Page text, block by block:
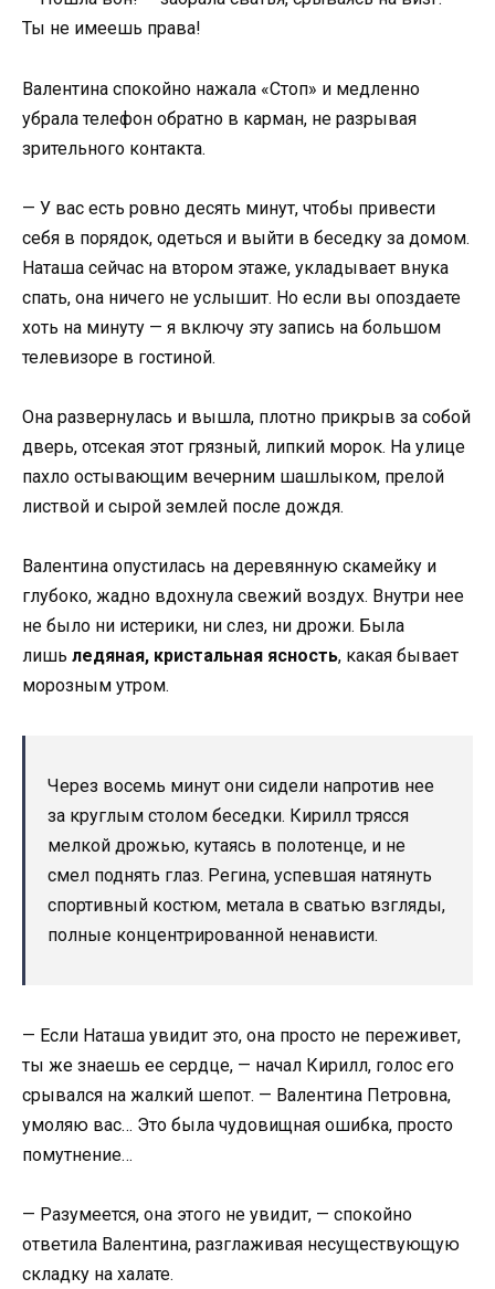
Ты не имеешь права!
Валентина спокойно нажала «Стоп» и медленно
убрала телефон обратно в карман, не разрывая
зрительного контакта.
— У вас есть ровно десять минут, чтобы привести
себя в порядок, одеться и выйти в беседку за домом.
Наташа сейчас на втором этаже, укладывает внука
спать, она ничего не услышит. Но если вы опоздаете
хоть на минуту — я включу эту запись на большом
телевизоре в гостиной.
Она развернулась и вышла, плотно прикрыв за собой
дверь, отсекая этот грязный, липкий морок. На улице
пахло остывающим вечерним шашлыком, прелой
листвой и сырой землей после дождя.
Валентина опустилась на деревянную скамейку и
глубоко, жадно вдохнула свежий воздух. Внутри нее
не было ни истерики, ни слез, ни дрожи. Была
лишь ледяная, кристальная ясность, какая бывает
морозным утром.
Через восемь минут они сидели напротив нее
за круглым столом беседки. Кирилл трясся
мелкой дрожью, кутаясь в полотенце, и не
смел поднять глаз. Регина, успевшая натянуть
спортивный костюм, метала в сватью взгляды,
полные концентрированной ненависти.
— Если Наташа увидит это, она просто не переживет,
ты же знаешь ее сердце, — начал Кирилл, голос его
срывался на жалкий шепот. — Валентина Петровна,
умоляю вас… Это была чудовищная ошибка, просто
помутнение…
— Разумеется, она этого не увидит, — спокойно
ответила Валентина, разглаживая несуществующую
складку на халате.